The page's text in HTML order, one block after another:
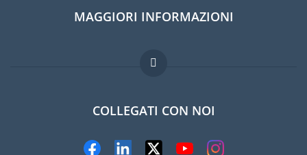
Guida per expat
Lavori all'estero
MAGGIORI INFORMAZIONI
Domande frequenti
COLLEGATI CON NOI